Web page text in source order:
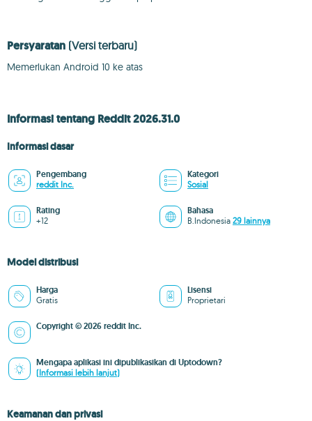
Persyaratan (Versi terbaru)
Memerlukan Android 10 ke atas
Informasi tentang Reddit 2026.31.0
Informasi dasar
Pengembang
reddit Inc.
Kategori
Sosial
Rating
+12
Bahasa
B.Indonesia 29 lainnya
Model distribusi
Harga
Gratis
Lisensi
Proprietari
Copyright © 2026 reddit Inc.
Mengapa aplikasi ini dipublikasikan di Uptodown?
(Informasi lebih lanjut)
Keamanan dan privasi